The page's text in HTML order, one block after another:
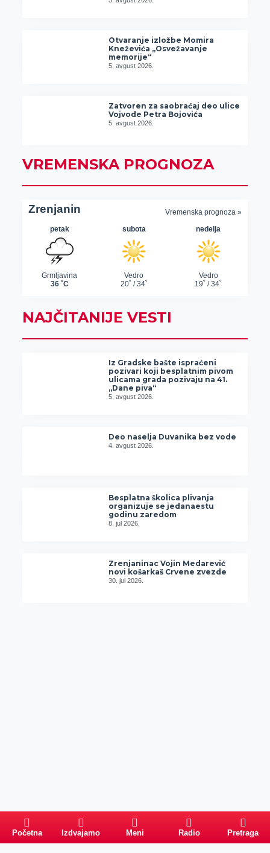
Otvaranje izložbe Momira
Kneževića „Osvežavanje
memorije“
5. avgust 2026.
Zatvoren za saobraćaj deo ulice
Vojvode Petra Bojovića
5. avgust 2026.
VREMENSKA PROGNOZA
NAJČITANIJE VESTI
Iz Gradske bašte ispraćeni
pozivari koji besplatnim pivom
ulicama grada pozivaju na 41.
„Dane piva“
5. avgust 2026.
Deo naselja Duvanika bez vode
4. avgust 2026.
Besplatna školica plivanja
organizuje se jedanaestu
godinu zaredom
8. jul 2026.
Zrenjaninac Vojin Medarević
novi košarkaš Crvene zvezde
30. jul 2026.
Početna Izdvajamo Meni Radio Pretraga